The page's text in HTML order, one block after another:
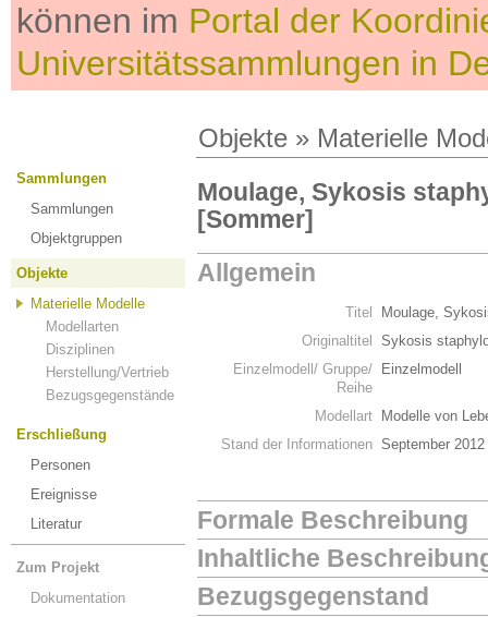
können im Portal der
Universitätssammlungen in
Objekte » Materielle
Sammlungen
Sammlungen
Objektgruppen
Objekte
Materielle Modelle
Modellarten
Disziplinen
Herstellung/Vertrieb
Bezugsgegenstände
Erschließung
Personen
Ereignisse
Literatur
Zum Projekt
Dokumentation
Moulage, Sykosis
[Sommer]
Allgemein
Titel
Moulage,
Originaltitel
Sykosis
Einzelmodell/ Gruppe/
Reihe
Einzelmodell
Modellart
Modelle von
Stand der Informationen September 2012
Formale Beschreibung
Inhaltliche
Bezugsgegenstand